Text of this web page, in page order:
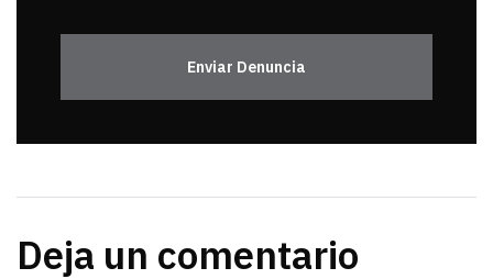
Enviar Denuncia
Deja un comentario